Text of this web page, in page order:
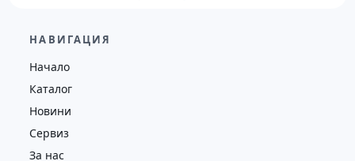
4625
НАВИГАЦИЯ
Начало
Каталог
Новини
Сервиз
За нас